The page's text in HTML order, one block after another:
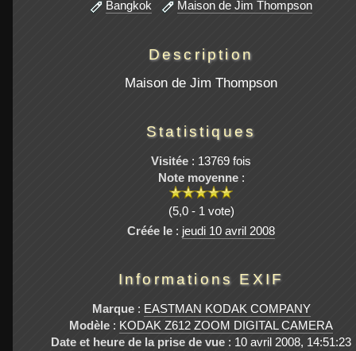
Bangkok Maison de Jim Thompson
Description
Maison de Jim Thompson
Statistiques
Visitée : 13769 fois
Note moyenne:
(5,0 - 1 vote)
Créée le : jeudi 10 avril 2008
Informations EXIF
Marque: EASTMAN KODAK COMPANY
Modèle : KODAK Z612 ZOOM DIGITAL CAMERA
Date et heure de la prise de vue : 10 avril 2008, 14:51:23